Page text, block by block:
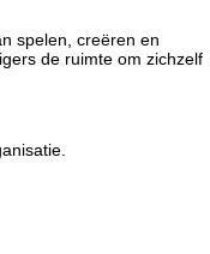
spelen, creëren en
de ruimte om zichzelf